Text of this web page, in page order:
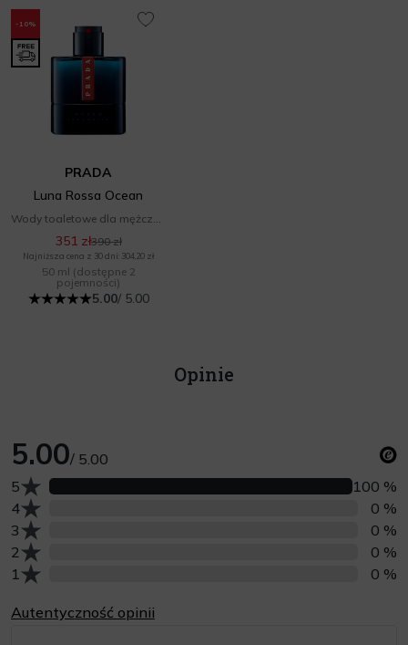
-10%
PRADA
Luna Rossa Ocean
351 zł390 zł
Najniższa cena z 30 dni: 304,20 zł
50 ml (dostępne 2
pojemności)
5.00/ 5.00
Opinie
5.00/ 5.00
Liczba opinii z oceną
1 0 %
Liczba opinii z oceną
2 0 %
Liczba opinii z oceną
3 0 %
Liczba opinii z oceną
4 0 %
Liczba opinii z oceną
5 100 %
Autentyczność opinii